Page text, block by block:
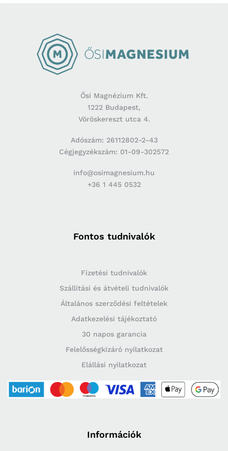
Ősi Magnézium Kft.
1222 Budapest,
Vöröskereszt utca 4.
Adószám: 26112802-2-43
Cégjegyzékszám: 01-09-302572
info@osimagnesium.hu
+36 1 445 0532
Fontos tudnivalók
Fizetési tudnivalók
Szállítási és átvételi tudnivalók
Általános szerződési feltételek
Adatkezelési tájékoztató
30 napos garancia
Felelősségkizáró nyilatkozat
Elállási nyilatkozat
Információk